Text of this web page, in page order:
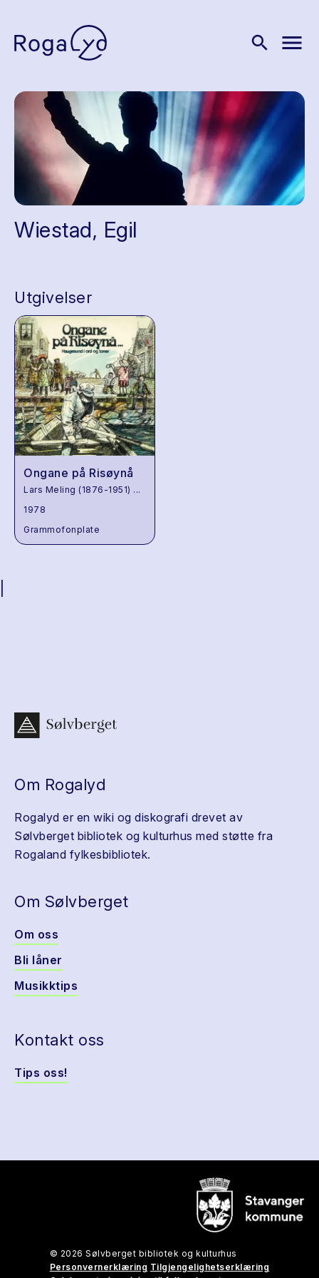
search menu
Wiestad, Egil
Utgivelser
Ongane på Risøynå
Lars Meling (1876-1951) ...
1978
Grammofonplate
Om Rogalyd
Rogalyd er en wiki og diskografi drevet av
Sølvberget bibliotek og kulturhus med støtte fra
Rogaland fylkesbibliotek.
Om Sølvberget
Om oss
Bli låner
Musikktips
Kontakt oss
Tips oss!
© 2026 Sølvberget bibliotek og kulturhus
Personvernerklæring Tilgjengelighetserklæring